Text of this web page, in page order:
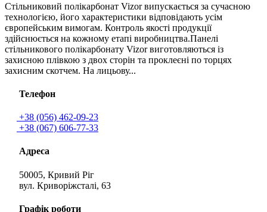
Стільниковий полікарбонат Vizor випускається за сучасною
технологією, його характеристики відповідають усім
європейським вимогам. Контроль якості продукції
здійснюється на кожному етапі виробництва.Панелі
стільникового полікарбонату Vizor виготовляються із
захисною плівкою з двох сторін та проклеєні по торцях
захисним скотчем. На лицьову...
Телефон
+38 (056) 462-09-23
+38 (067) 606-77-33
Адреса
50005, Кривий Ріг
вул. Криворіжсталі, 63
Графік роботи